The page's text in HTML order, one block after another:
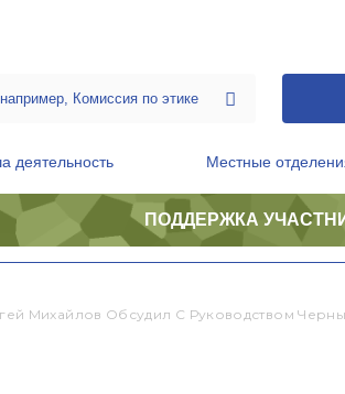
деятельность Местные
ПОДДЕРЖКА
Михайлов Обсудил С Руководством